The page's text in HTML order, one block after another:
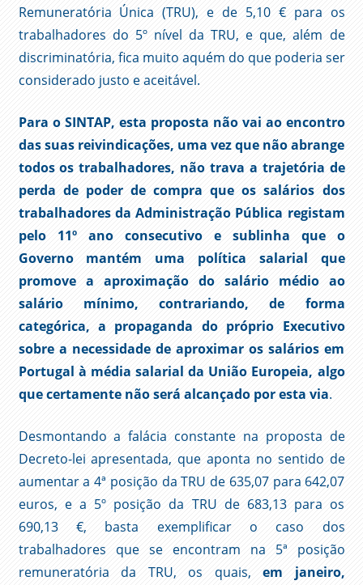
Remuneratória Única (TRU), e de 5,10 € para os
trabalhadores do 5º nível da TRU, e que, além de
discriminatória, fica muito aquém do que poderia ser
considerado justo e aceitável.
Para o SINTAP, esta proposta não vai ao encontro
das suas reivindicações, uma vez que não abrange
todos os trabalhadores, não trava a trajetória de
perda de poder de compra que os salários dos
trabalhadores da Administração Pública registam
pelo 11º ano consecutivo e sublinha que o
Governo mantém uma política salarial que
promove a aproximação do salário médio ao
salário mínimo, contrariando, de forma
categórica, a propaganda do próprio Executivo
sobre a necessidade de aproximar os salários em
Portugal à média salarial da União Europeia, algo
que certamente não será alcançado por esta via.
Desmontando a falácia constante na proposta de
Decreto-lei apresentada, que aponta no sentido de
aumentar a 4ª posição da TRU de 635,07 para 642,07
euros, e a 5º posição da TRU de 683,13 para os
690,13 €, basta exemplificar o caso dos
trabalhadores que se encontram na 5ª posição
remuneratória da TRU, os quais, em janeiro,